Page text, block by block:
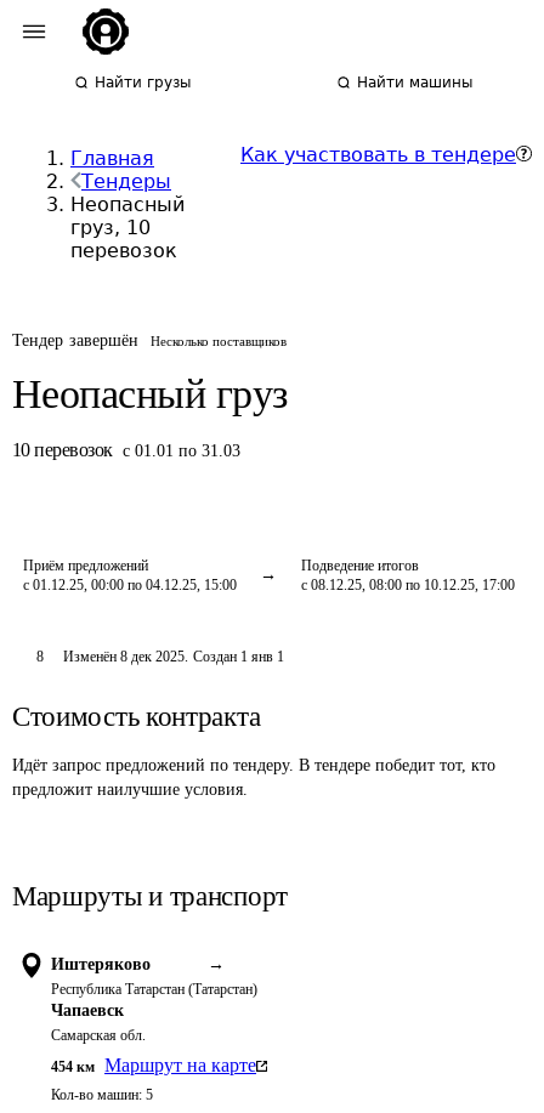
Найти грузы Найти машины
Главная
Тендеры
Неопасный
груз, 10
перевозок
Как участвовать в тендере
Тендер завершён Несколько поставщиков
Неопасный груз
10 перевозок с 01.01 по 31.03
Приём предложений
с 01.12.25, 00:00 по 04.12.25, 15:00
Подведение итогов
с 08.12.25, 08:00 по 10.12.25, 17:00
8 Изменён 8 дек 2025. Создан 1 янв 1
Стоимость контракта
Идёт запрос предложений по тендеру. В тендере победит тот, кто
предложит наилучшие условия.
Маршруты и транспорт
Иштеряково →
Республика Татарстан (Татарстан)
Чапаевск
Самарская обл.
454 км Маршрут на карте
Кол-во машин: 5